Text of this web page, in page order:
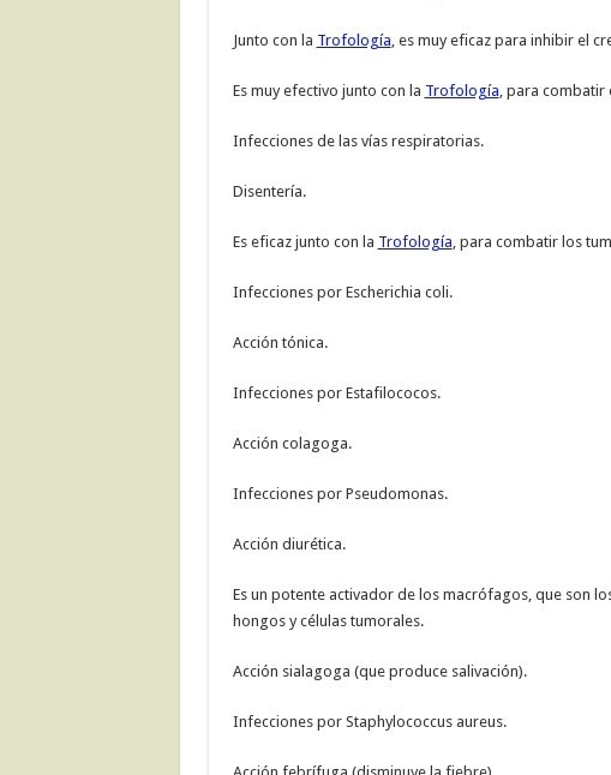
Junto con la Trofología , es muy eficaz para inhibir el
Es muy efectivo junto con la Trofología , para
Infecciones de las vías respiratorias.
Disentería.
Es eficaz junto con la Trofología , para combatir los
Infecciones por Escherichia coli.
Acción tónica.
Infecciones por Estafilococos.
Acción colagoga.
Infecciones por Pseudomonas.
Acción diurética.
Es un potente activador de los macrófagos, que son
hongos y células tumorales.
Acción sialagoga (que produce salivación).
Infecciones por Staphylococcus aureus.